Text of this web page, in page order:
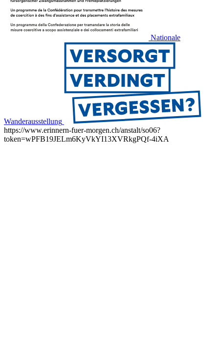
Nationale
Wanderausstellung
https://www.erinnern-fuer-morgen.ch/anstalt/so06?
token=wPFB19JELm6KyVkYI13XVRkgPQf-4iXA